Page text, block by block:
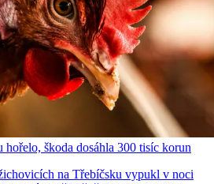
hořelo, škoda dosáhla 300 tisíc korun
na Třebíčsku vypukl v noci